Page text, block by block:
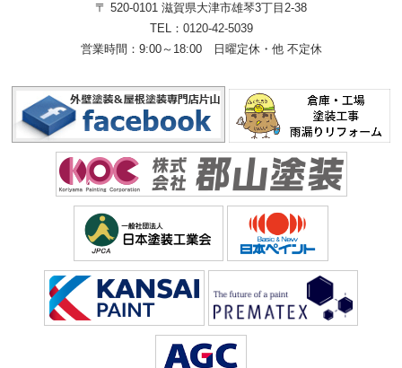
〒 520-0101 滋賀県大津市雄琴3丁目2-38
TEL： 0120-42-5039
営業時間：9:00～18:00
日曜定休・他 不定休